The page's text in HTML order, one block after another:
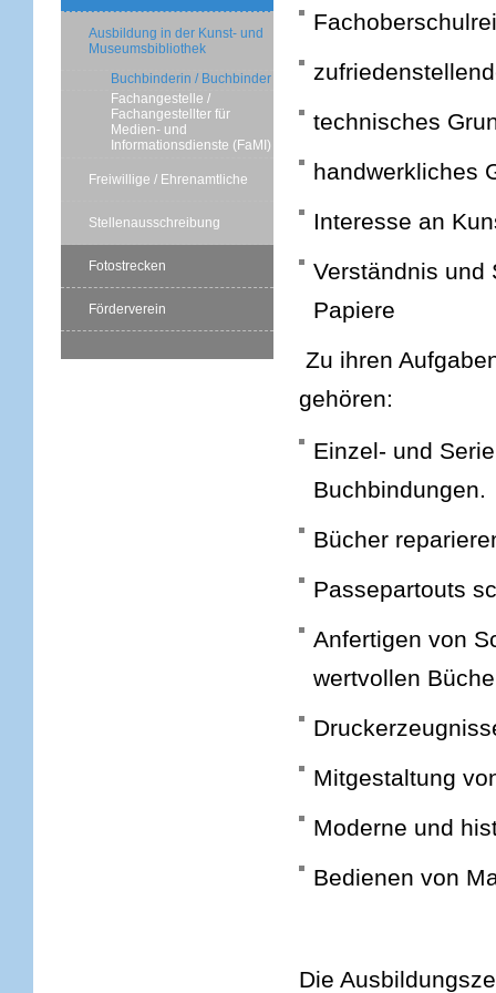
Ausbildung in der Kunst- und
Museumsbibliothek
Buchbinderin / Buchbinder
Fachangestelle /
Fachangestellter für
Medien- und
Informationsdienste (FaMI)
Freiwillige / Ehrenamtliche
Stellenausschreibung
Fotostrecken
Förderverein
technisches
handwerkliches
Interesse an
Verständnis und
Zu ihren
Einzel- und
Buchbindungen.
Bücher
Passepartouts
Anfertigen von
wertvollen
Mitgestaltung
Moderne und
Bedienen von
Die